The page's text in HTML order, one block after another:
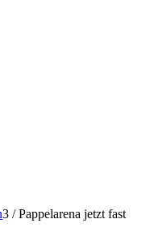
3 / Pappelarena jetzt fast